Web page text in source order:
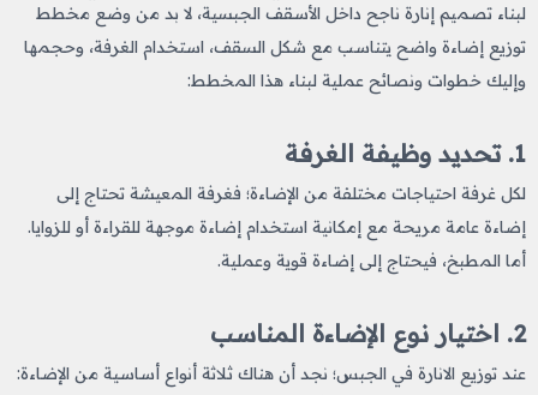
لبناء تصميم إنارة ناجح داخل الأسقف الجبسية، لا بد من وضع مخطط
توزيع إضاءة واضح يتناسب مع شكل السقف، استخدام الغرفة، وحجمها
وإليك خطوات ونصائح عملية لبناء هذا المخطط:
1. تحديد وظيفة الغرفة
لكل غرفة احتياجات مختلفة من الإضاءة؛ فغرفة المعيشة تحتاج إلى
إضاءة عامة مريحة مع إمكانية استخدام إضاءة موجهة للقراءة أو للزوايا.
أما المطبخ، فيحتاج إلى إضاءة قوية وعملية.
2. اختيار نوع الإضاءة المناسب
عند توزيع الانارة في الجبس؛ نجد أن هناك ثلاثة أنواع أساسية من الإضاءة: